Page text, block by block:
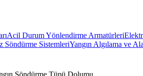
Acil Durum Yönlendirme Armatürleri
Söndürme SistemleriYangın Algılama ve